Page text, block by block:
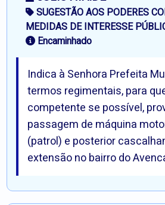
SUGESTÃO AOS PODERES
MEDIDAS DE INTERESSE
Encaminhado
Indica à Senhora Prefeita
termos regimentais, para
competente se possível,
passagem de máquina
(patrol) e posterior
extensão no bairro do